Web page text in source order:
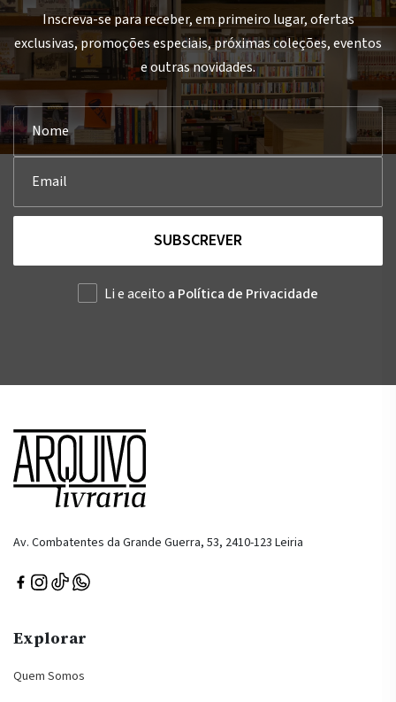
Inscreva-se para receber, em primeiro lugar, ofertas
exclusivas, promoções especiais, próximas coleções, eventos
e outras novidades.
SUBSCREVER
Li e aceito a Política de Privacidade
Av. Combatentes da Grande Guerra, 53, 2410-123 Leiria
Explorar
Quem Somos